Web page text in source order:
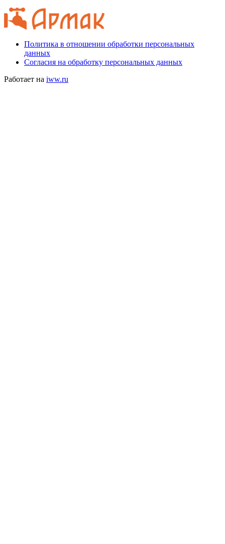
Политика в отношении обработки персональных
данных
Согласия на обработку персональных данных
Работает на iww.ru